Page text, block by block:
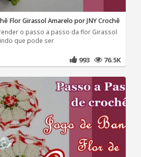
Flor Girassol Amarelo por JNY Crochê
o passo a passo da flor Girassol
que pode ser
993 76.5K